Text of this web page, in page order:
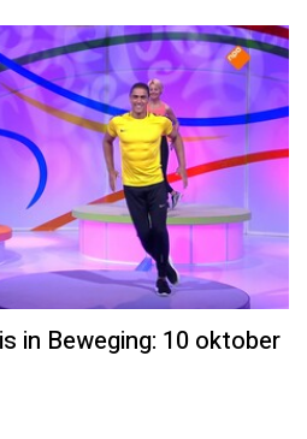
in Beweging: 10 oktober